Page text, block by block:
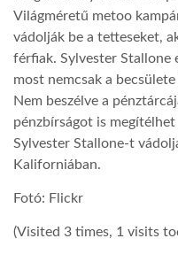
Világméretű metoo
vádolják be a tetteseket,
férfiak. Sylvester Stallone
most nemcsak a
Nem beszélve a
pénzbírságot is
Sylvester Stallone-t
Kaliforniában.
Fotó: Flickr
(Visited 3 times, 1 visits